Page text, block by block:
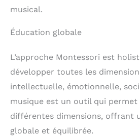
musical.
Éducation globale
L’approche Montessori est
développer toutes les
intellectuelle, émotionnelle,
musique est un outil qui permet
différentes dimensions, offrant
globale et équilibrée.